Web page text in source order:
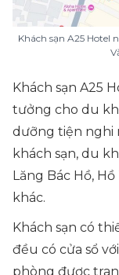
Khách sạn A25
Khách sạn A25
tưởng cho du
dưỡng tiện nghi
khách sạn, du
Lăng Bác Hồ,
khác.
Khách sạn có
đều có cửa sổ
phòng được